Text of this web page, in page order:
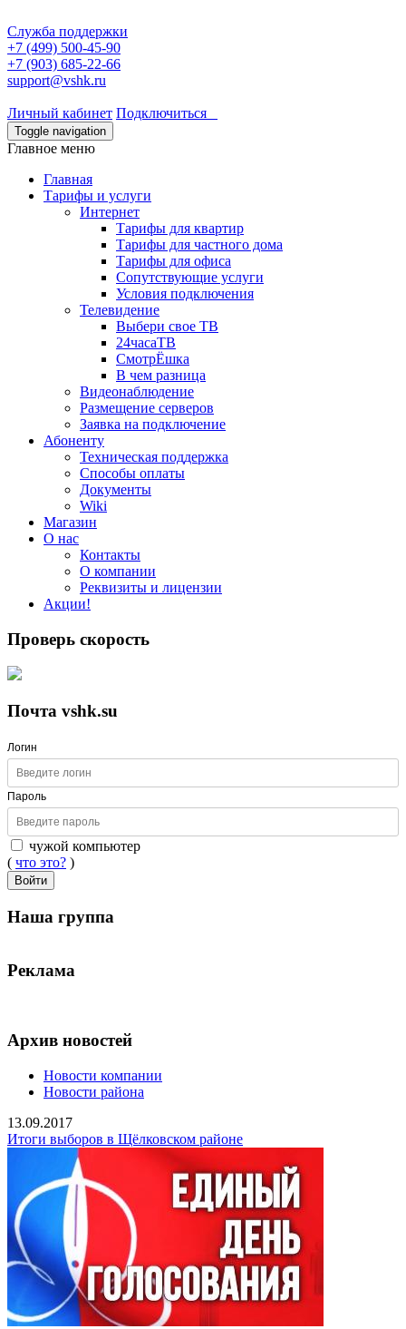
Служба поддержки
+7 (499) 500-45-90
+7 (903) 685-22-66
support@vshk.ru
Личный кабинет Подключиться
Toggle navigation
Главное меню
Главная
Тарифы и услуги
Интернет
Тарифы для квартир
Тарифы для частного дома
Тарифы для офиса
Сопутствующие услуги
Условия подключения
Телевидение
Выбери свое ТВ
24часаТВ
СмотрЁшка
В чем разница
Видеонаблюдение
Размещение серверов
Заявка на подключение
Абоненту
Техническая поддержка
Способы оплаты
Документы
Wiki
Магазин
О нас
Контакты
О компании
Реквизиты и лицензии
Акции!
Проверь скорость
Почта vshk.su
Логин
Пароль
чужой компьютер
( что это? )
Войти
Наша группа
Реклама
Архив новостей
Новости компании
Новости района
13.09.2017
Итоги выборов в Щёлковском районе